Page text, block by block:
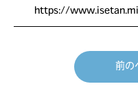
https://
前の